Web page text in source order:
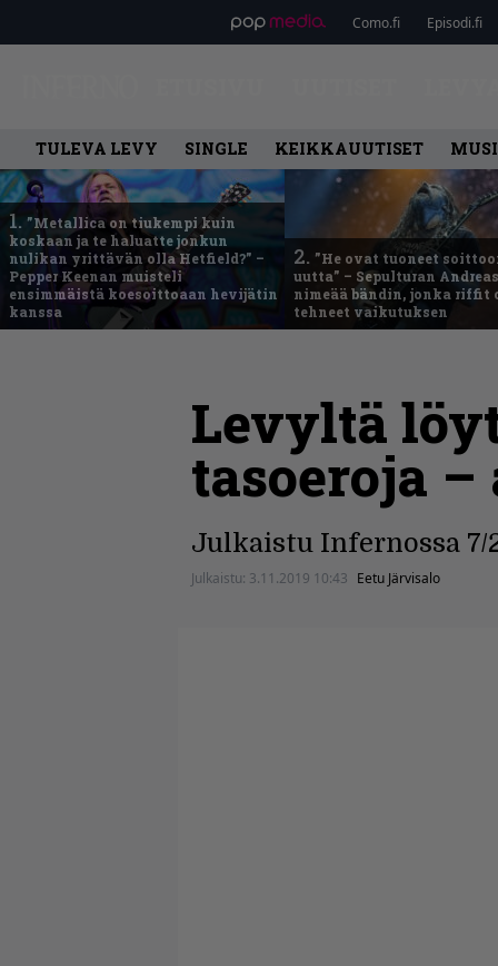
Como.fi Episodi.fi
TULEVA LEVY SINGLE KEIKKAUUTISET
1. ”Metallica on tiukempi kuin
koskaan ja te haluatte jonkun
nulikan yrittävän olla Hetfield?” –
Pepper Keenan muisteli
ensimmäistä koesoittoaan hevijätin
kanssa
2. ”He ovat tuoneet
uutta” – Sepulturan
nimeää bändin, jonka riffit
tehneet vaikutuksen
Levyltä
tasoeroja
Julkaistu Infernossa 7/
Julkaistu: 3.11.2019 10:43 Eetu Järvisalo